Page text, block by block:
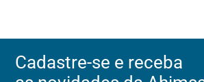
Cadastre-se e receba